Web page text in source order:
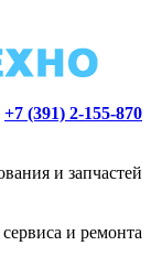
+7 (391) 2-155-870
и запчастей
сервиса и ремонта